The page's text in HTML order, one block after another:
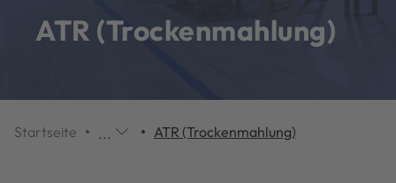
ATR (Trockenmahlung)
Startseite
...
ATR (Trockenmahlung)